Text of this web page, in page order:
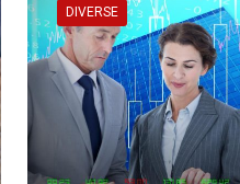
DIVERSE